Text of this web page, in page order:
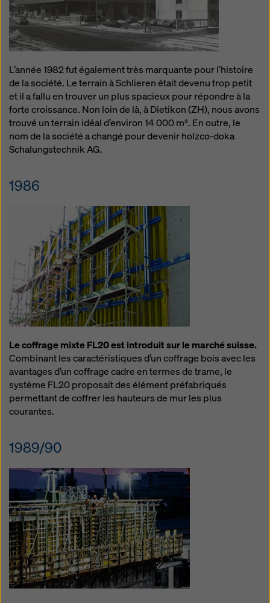
L’année 1982 fut également très marquante pour l’histoire
de la société. Le terrain à Schlieren était devenu trop petit
et il a fallu en trouver un plus spacieux pour répondre à la
forte croissance. Non loin de là, à Dietikon (ZH), nous avons
trouvé un terrain idéal d’environ 14 000 m². En outre, le
nom de la société a changé pour devenir holzco-doka
Schalungstechnik AG.
1986
Le coffrage mixte FL20 est introduit sur le marché suisse.
Combinant les caractéristiques d’un coffrage bois avec les
avantages d’un coffrage cadre en termes de trame, le
système FL20 proposait des élément préfabriqués
permettant de coffrer les hauteurs de mur les plus
courantes.
1989/90